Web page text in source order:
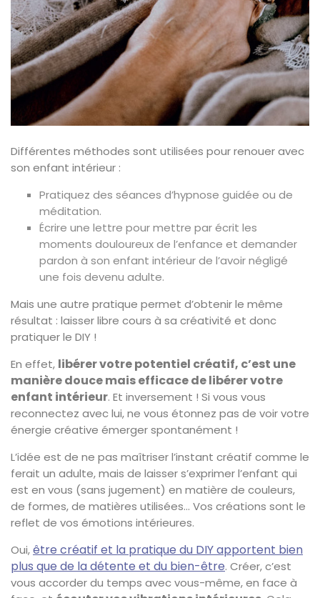
Différentes méthodes sont utilisées pour renouer avec
son enfant intérieur :
Pratiquez des séances d’hypnose guidée ou de
méditation.
Écrire une lettre pour mettre par écrit les
moments douloureux de l’enfance et demander
pardon à son enfant intérieur de l’avoir négligé
une fois devenu adulte.
Mais une autre pratique permet d’obtenir le même
résultat : laisser libre cours à sa créativité et donc
pratiquer le DIY !
En effet, libérer votre potentiel créatif, c’est une
manière douce mais efficace de libérer votre
enfant intérieur. Et inversement ! Si vous vous
reconnectez avec lui, ne vous étonnez pas de voir votre
énergie créative émerger spontanément !
L’idée est de ne pas maîtriser l’instant créatif comme le
ferait un adulte, mais de laisser s’exprimer l’enfant qui
est en vous (sans jugement) en matière de couleurs,
de formes, de matières utilisées… Vos créations sont le
reflet de vos émotions intérieures.
Oui,être créatif et la pratique du DIY apportent bien
plus que de la détente et du bien-être. Créer, c’est
vous accorder du temps avec vous-même, en face à